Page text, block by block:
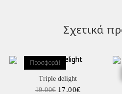
Σχετικά
Προσφορά!
Triple delight
19.00€ 17.00€